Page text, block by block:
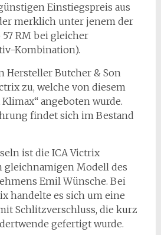
Einstiegspreis aus
der merklich unter jenem der
57 RM bei gleicher
Kombination).
Hersteller Butcher & Son
zu, welche von diesem
Klimax“ angeboten wurde.
findet sich im Bestand
ist die ICA Victrix
gleichnamigen Modell des
Emil Wünsche. Bei
handelte es sich um eine
Schlitzverschluss, die kurz
gefertigt wurde.